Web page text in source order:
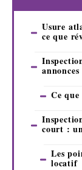
Usure
ce que
Ce
court :
Les
locatif